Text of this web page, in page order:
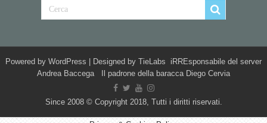
Powered by WordPress | Designed by TieLabs iRREsponsabile del server
Andrea Baccega Il padrone della baracca Diego Cervia
Since 2008 © Copyright 2018, Tutti i diritti riservati.